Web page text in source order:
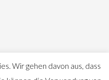
Wir gehen davon aus, dass